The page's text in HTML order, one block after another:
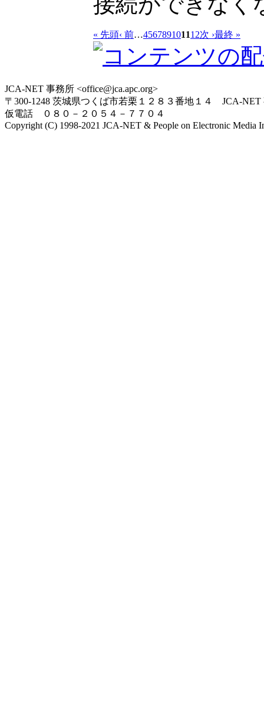
« 先頭‹ 前…456789101112次 ›最終 »
JCA-NET 事務所 <office@jca.apc.org>
〒300-1248 茨城県つくば市若栗１２８３番地１４ JCA-NET
仮電話 ０８０－２０５４－７７０４
Copyright (C) 1998-2021 JCA-NET & People on Electronic Media